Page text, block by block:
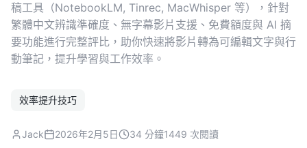
稿工具（NotebookLM, Tinrec, MacWhisper 等），針對
繁體中文辨識準確度、無字幕影片支援、免費額度與 AI 摘
要功能進行完整評比，助你快速將影片轉為可編輯文字與行
動筆記，提升學習與工作效率。
效率提升技巧
Jack 2026年2月5日 34 分鐘1449 次閱讀